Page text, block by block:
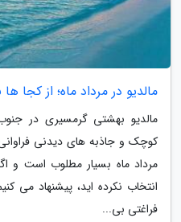
مالدیو در مرداد ماه؛ از کجا ها
کوچک و جاذبه های دیدنی
مرداد ماه بسیار مطلوب است و
انتخاب نکرده اید، پیشنهاد می
فراغتی بی...